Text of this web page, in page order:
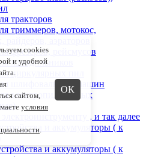
тракторов
триммеров, мотокос,
райдеров, аэраторов
фрезеров, рейсмусов
холодильников
циркулярных пил
шлифовальных машин
электропил цепных
, и так далее
и аккумуляторы ( к
и аккумуляторы ( к
cookies
и удобной
сайтом,
условия
.
ОК